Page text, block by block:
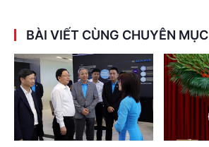
BÀI VIẾT CÙNG CHUYÊN MỤC